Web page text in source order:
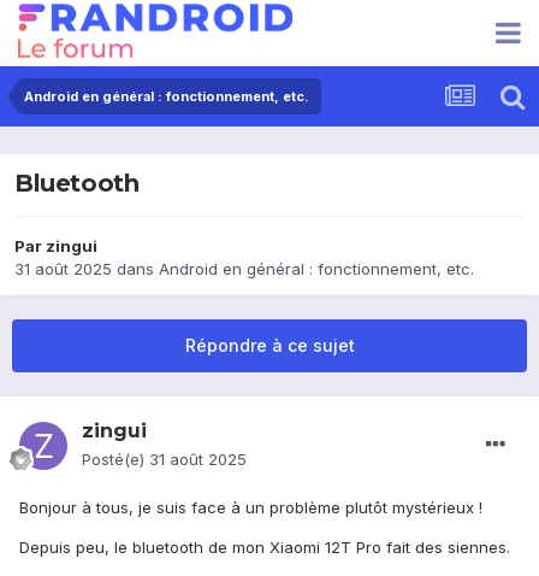
Android en général : fonctionnement, etc.
Bluetooth
Par zingui
31 août 2025 dans Android en général : fonctionnement, etc.
Répondre à ce sujet
zingui
Posté(e) 31 août 2025
Bonjour à tous, je suis face à un problème plutôt mystérieux !
Depuis peu, le bluetooth de mon Xiaomi 12T Pro fait des siennes.